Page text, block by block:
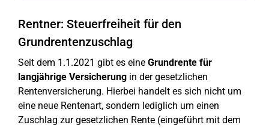
Rentner: Steuerfreiheit für den
Grundrentenzuschlag
Seit dem 1.1.2021 gibt es eine Grundrente für
langjährige Versicherung in der gesetzlichen
Rentenversicherung. Hierbei handelt es sich nicht um
eine neue Rentenart, sondern lediglich um einen
Zuschlag zur gesetzlichen Rente (eingeführt mit dem